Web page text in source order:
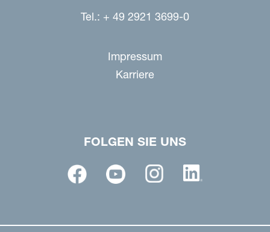
Tel.: + 49 2921 3699-0
Impressum
Karriere
FOLGEN SIE UNS